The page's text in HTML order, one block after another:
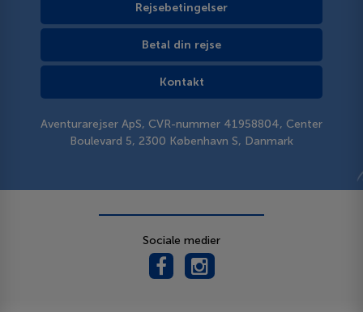
Rejsebetingelser
Betal din rejse
Kontakt
Aventurarejser ApS, CVR-nummer 41958804, Center
Boulevard 5, 2300 København S, Danmark
Sociale medier